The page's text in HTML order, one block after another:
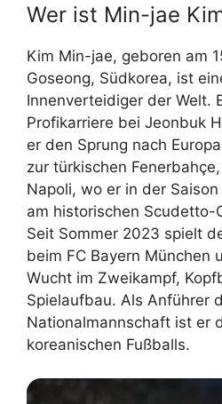
Wer ist Min-jae
Kim Min-jae, geboren am
Goseong, Südkorea, ist
Innenverteidiger der Welt.
Profikarriere bei Jeonbuk
er den Sprung nach
zur türkischen
Napoli, wo er in der
am historischen Scudetto-
Seit Sommer 2023 spielt
beim FC Bayern München
Wucht im Zweikampf,
Spielaufbau. Als Anführer
Nationalmannschaft ist er
koreanischen Fußballs.